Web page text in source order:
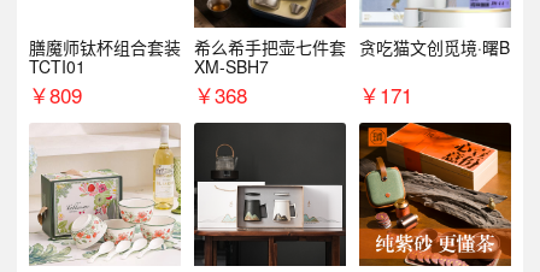
膳魔师钛杯组合套装
TCTI01
￥809
希么希手把壶七件套
XM-SBH7
￥368
贪吃猫文创觅境·曙B
￥171